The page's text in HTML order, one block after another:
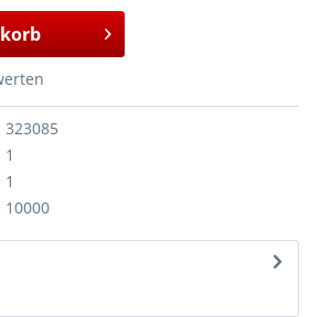
323085
1
1
10000